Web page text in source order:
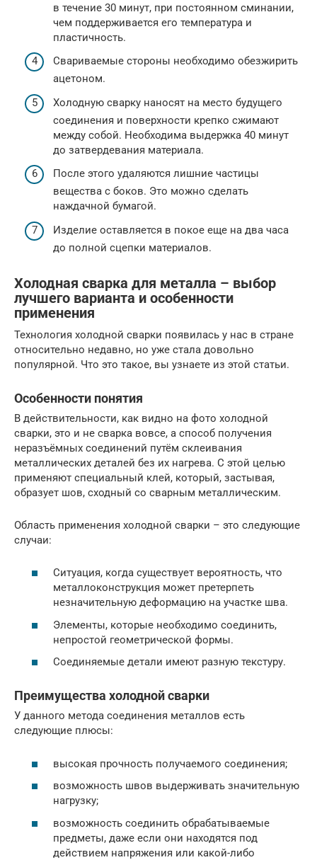
в течение 30 минут, при постоянном сминании,
чем поддерживается его температура и
пластичность.
Свариваемые стороны необходимо обезжирить
ацетоном.
Холодную сварку наносят на место будущего
соединения и поверхности крепко сжимают
между собой. Необходима выдержка 40 минут
до затвердевания материала.
После этого удаляются лишние частицы
вещества с боков. Это можно сделать
наждачной бумагой.
Изделие оставляется в покое еще на два часа
до полной сцепки материалов.
Холодная сварка для металла – выбор
лучшего варианта и особенности
применения
Технология холодной сварки появилась у нас в стране
относительно недавно, но уже стала довольно
популярной. Что это такое, вы узнаете из этой статьи.
Особенности понятия
В действительности, как видно на фото холодной
сварки, это и не сварка вовсе, а способ получения
неразъёмных соединений путём склеивания
металлических деталей без их нагрева. С этой целью
применяют специальный клей, который, застывая,
образует шов, сходный со сварным металлическим.
Область применения холодной сварки – это следующие
случаи:
Ситуация, когда существует вероятность, что
металлоконструкция может претерпеть
незначительную деформацию на участке шва.
Элементы, которые необходимо соединить,
непростой геометрической формы.
Соединяемые детали имеют разную текстуру.
Преимущества холодной сварки
У данного метода соединения металлов есть
следующие плюсы:
высокая прочность получаемого соединения;
возможность швов выдерживать значительную
нагрузку;
возможность соединить обрабатываемые
предметы, даже если они находятся под
действием напряжения или какой-либо